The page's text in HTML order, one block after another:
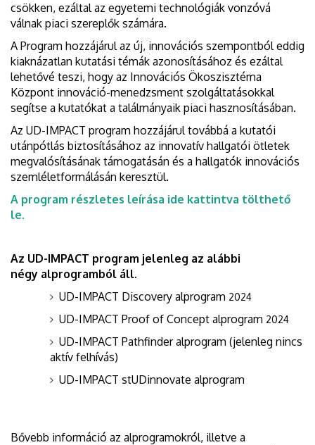
csökken, ezáltal az egyetemi technológiák vonzóvá
válnak piaci szereplők számára.
A Program hozzájárul az új, innovációs szempontból eddig
kiaknázatlan kutatási témák azonosításához és ezáltal
lehetővé teszi, hogy az Innovációs Ökoszisztéma
Központ innováció-menedzsment szolgáltatásokkal
segítse a kutatókat a találmányaik piaci hasznosításában.
Az UD-IMPACT program hozzájárul továbbá a kutatói
utánpótlás biztosításához az innovatív hallgatói ötletek
megvalósításának támogatásán és a hallgatók innovációs
szemléletformálásán keresztül.
A program részletes leírása ide kattintva tölthető
le.
Az UD-IMPACT program jelenleg az alábbi
négy alprogramból áll.
UD-IMPACT Discovery alprogram 2024
UD-IMPACT Proof of Concept alprogram 2024
UD-IMPACT Pathfinder alprogram (jelenleg nincs
aktív felhívás)
UD-IMPACT stUDinnovate alprogram
Bővebb információ az alprogramokról, illetve a